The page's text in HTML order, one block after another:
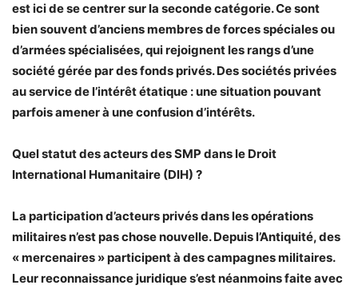
est ici de se centrer sur la seconde catégorie. Ce sont
bien souvent d’anciens membres de forces spéciales ou
d’armées spécialisées, qui rejoignent les rangs d’une
société gérée par des fonds privés. Des sociétés privées
au service de l’intérêt étatique : une situation pouvant
parfois amener à une confusion d’intérêts.
Quel statut des acteurs des SMP dans le Droit
International Humanitaire (DIH) ?
La participation d’acteurs privés dans les opérations
militaires n’est pas chose nouvelle. Depuis l’Antiquité, des
« mercenaires » participent à des campagnes militaires.
Leur reconnaissance juridique s’est néanmoins faite avec